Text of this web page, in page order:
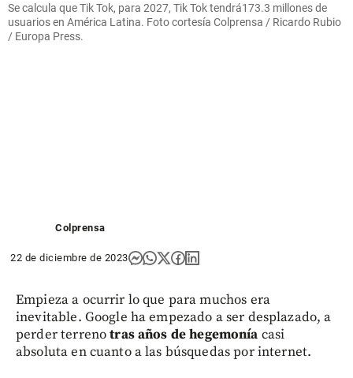
Se calcula que Tik Tok, para 2027, Tik Tok tendrá173.3 millones de
usuarios en América Latina. Foto cortesía Colprensa / Ricardo Rubio
/ Europa Press.
Colprensa
22 de diciembre de 2023
Empieza a ocurrir lo que para muchos era
inevitable. Google ha empezado a ser desplazado, a
perder terrenotras años de hegemonía casi
absoluta en cuanto a las búsquedas por internet.